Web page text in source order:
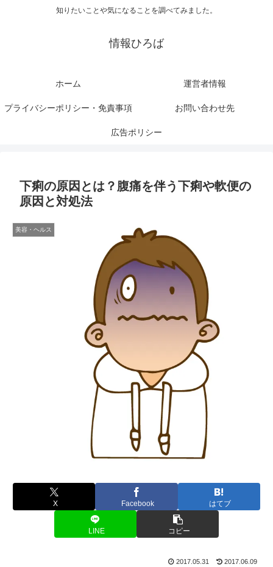
知りたいことや気になることを調べてみました。
情報ひろば
ホーム 運営者情報
プライバシーポリシー・免責事項 お問い合わせ先
広告ポリシー
下痢の原因とは？腹痛を伴う下痢や軟便の
原因と対処法
美容・ヘルス
X Facebook はてブ
LINE コピー
2017.05.31 2017.06.09